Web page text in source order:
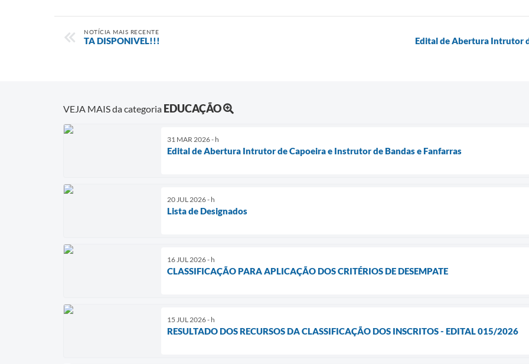
NOTÍCIA MAIS RECENTE
TA DISPONIVEL!!! Edital de Abertura Intrutor
VEJA MAIS da categoria EDUCAÇÃO
31 MAR 2026 - h
Edital de Abertura Intrutor de Capoeira e Instrutor de Bandas e Fanfarras
20 JUL 2026 - h
Lista de Designados
16 JUL 2026 - h
CLASSIFICAÇÃO PARA APLICAÇÃO DOS CRITÉRIOS DE DESEMPATE
15 JUL 2026 - h
RESULTADO DOS RECURSOS DA CLASSIFICAÇÃO DOS INSCRITOS - EDITAL 015/2026